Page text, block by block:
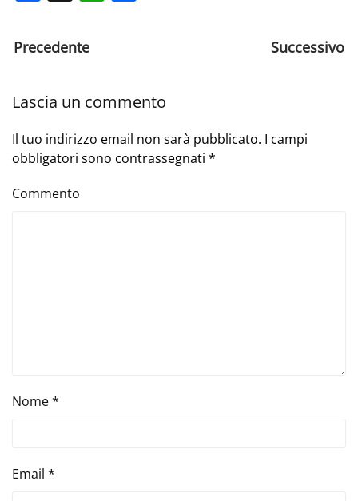
Precedente Successivo
Lascia un commento
Il tuo indirizzo email non sarà pubblicato. I campi
obbligatori sono contrassegnati *
Commento
Nome*
Email *